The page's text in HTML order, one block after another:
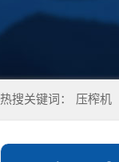
热搜关键词： 压榨机